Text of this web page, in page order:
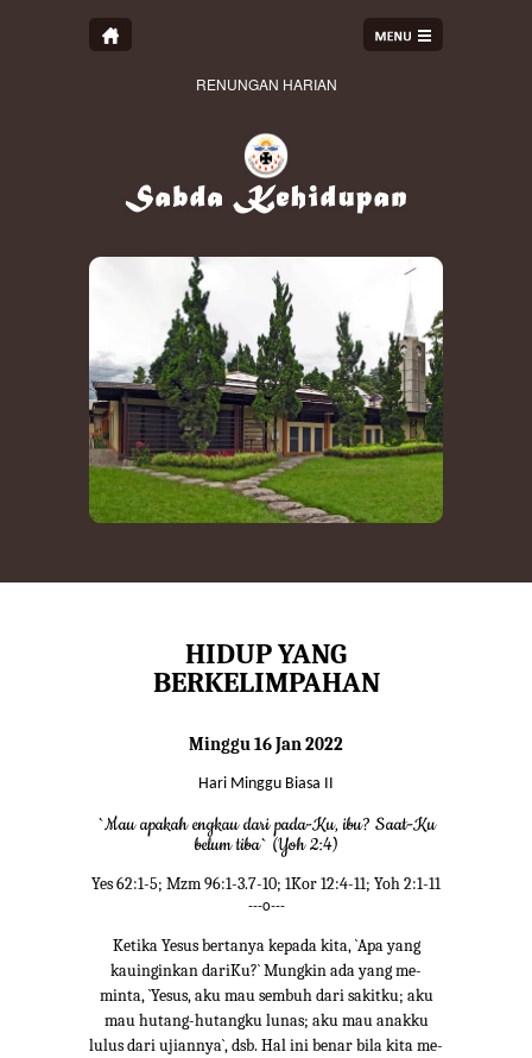
RENUNGAN HARIAN
HIDUP YANG
BERKELIMPAHAN
Minggu 16 Jan 2022
Hari Minggu Biasa II
`Mau apakah engkau dari pada-Ku, ibu? Saat-Ku
belum tiba` (Yoh 2:4)
Yes 62:1-5; Mzm 96:1-3.7-10; 1Kor 12:4-11; Yoh 2:1-11
---o---
Ketika Yesus bertanya kepada kita, `Apa yang
kauinginkan dariKu?` Mungkin ada yang me-
minta, `Yesus, aku mau sembuh dari sakitku; aku
mau hutang-hutangku lunas; aku mau anakku
lulus dari ujiannya`, dsb. Hal ini benar bila kita me-